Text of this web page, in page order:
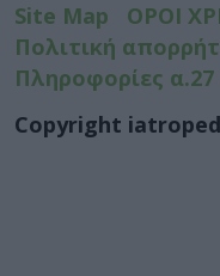
Site Map ΟΡΟΙ
Πολιτική
Πληροφορίες α.27
Copyright